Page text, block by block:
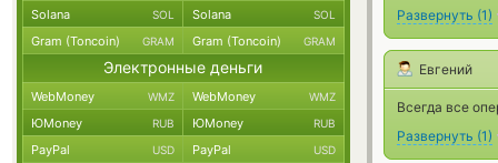
Развернуть (1)
Евгений
Всегда все
Развернуть (1)
Solana SOL Solana SOL
Gram (Toncoin) GRAM Gram (Toncoin) GRAM
Электронные деньги
WebMoney WMZ WebMoney WMZ
ЮMoney RUB ЮMoney RUB
PayPal USD PayPal USD